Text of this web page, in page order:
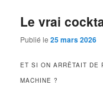
Le vrai
Publié le25 mars 2026
ET SI ON ARRÊTAIT DE
MACHINE ?